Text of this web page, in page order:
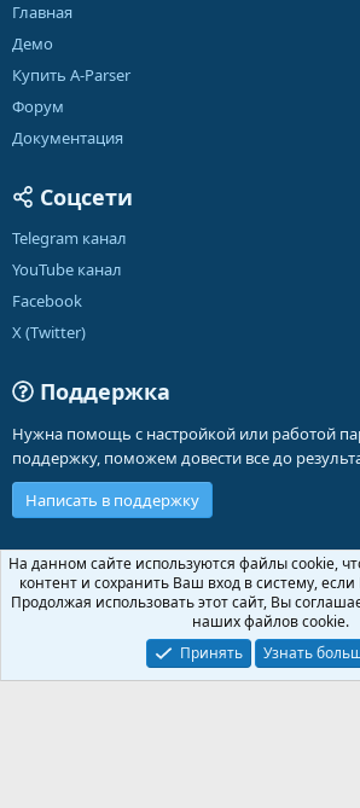
Главная
Демо
Купить A-Parser
Форум
Документация
Соцсети
Telegram канал
YouTube канал
Facebook
X (Twitter)
Поддержка
Нужна помощь с настройкой или работой
поддержку, поможем довести все до
Написать в поддержку
Russian (RU)
Обратная связь
Условия и правила
Политика конфиденциальности
Помощь
Community platform by XenForo ® © 2010-2026
На данном сайте используются файлы cookie,
контент и сохранить Ваш вход в систему, если
Продолжая использовать этот сайт, Вы
наших файлов cookie.
Принять
Узнать